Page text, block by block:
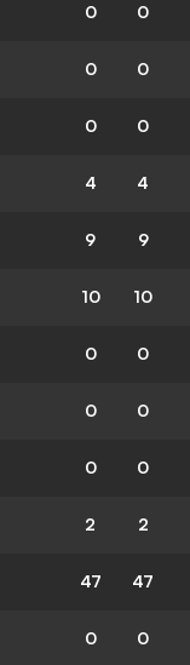
0 0
0 0
0 0
4 4
9 9
10 10
0 0
0 0
0 0
2 2
47 47
0 0